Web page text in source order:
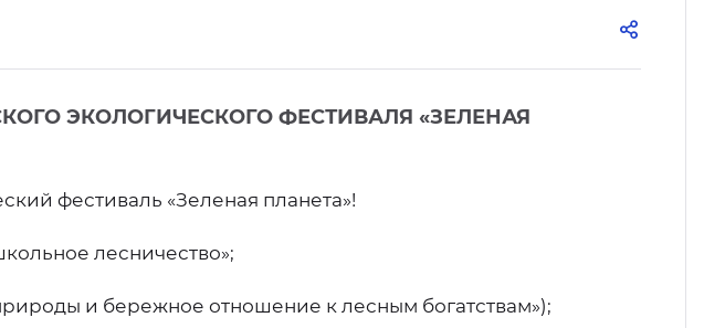
ЭКОЛОГИЧЕСКОГО ФЕСТИВАЛЯ «ЗЕЛЕНАЯ
фестиваль «Зеленая планета»!
лесничество»;
и бережное отношение к лесным богатствам»);